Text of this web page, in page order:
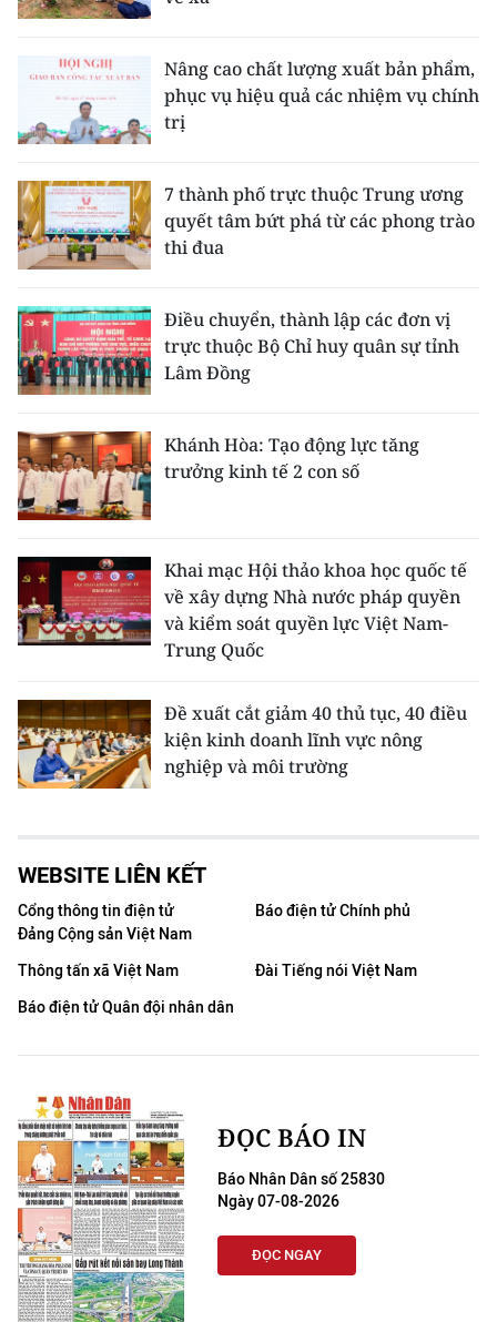
Nâng cao chất lượng xuất bản phẩm,
phục vụ hiệu quả các nhiệm vụ chính
trị
7 thành phố trực thuộc Trung ương
quyết tâm bứt phá từ các phong trào
thi đua
Điều chuyển, thành lập các đơn vị
trực thuộc Bộ Chỉ huy quân sự tỉnh
Lâm Đồng
Khánh Hòa: Tạo động lực tăng
trưởng kinh tế 2 con số
Khai mạc Hội thảo khoa học quốc tế
về xây dựng Nhà nước pháp quyền
và kiểm soát quyền lực Việt Nam-
Trung Quốc
Đề xuất cắt giảm 40 thủ tục, 40 điều
kiện kinh doanh lĩnh vực nông
nghiệp và môi trường
WEBSITE LIÊN KẾT
Cổng thông tin điện tử
Đảng Cộng sản Việt Nam
Báo điện tử Chính phủ
Thông tấn xã Việt Nam
Đài Tiếng nói Việt Nam
Báo điện tử Quân đội nhân dân
ĐỌC BÁO IN
Báo Nhân Dân số 25830
Ngày 07-08-2026
ĐỌC NGAY